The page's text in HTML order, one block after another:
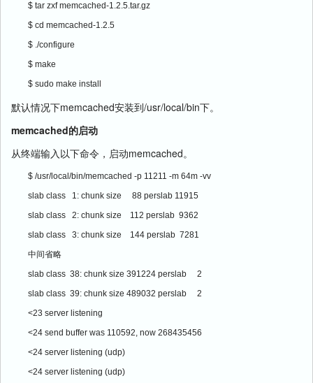
$ tar zxf memcached-1.2.5.tar.gz
$ cd memcached-1.2.5
$ ./configure
$ make
$ sudo make install
默认情况下memcached安装到/usr/local/bin下。
memcached的启动
从终端输入以下命令，启动memcached。
$ /usr/local/bin/memcached -p 11211 -m 64m -vv
slab class   1: chunk size     88 perslab 11915
slab class   2: chunk size    112 perslab  9362
slab class   3: chunk size    144 perslab  7281
中间省略
slab class  38: chunk size 391224 perslab     2
slab class  39: chunk size 489032 perslab     2
<23 server listening
<24 send buffer was 110592, now 268435456
<24 server listening (udp)
<24 server listening (udp)